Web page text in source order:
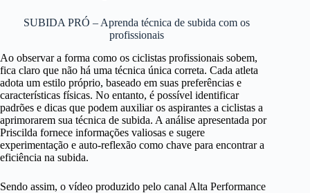
SUBIDA PRÓ – Aprenda técnica de subida com os
profissionais
Ao observar a forma como os ciclistas profissionais sobem,
fica claro que não há uma técnica única correta. Cada atleta
adota um estilo próprio, baseado em suas preferências e
características físicas. No entanto, é possível identificar
padrões e dicas que podem auxiliar os aspirantes a ciclistas a
aprimorarem sua técnica de subida. A análise apresentada por
Priscilda fornece informações valiosas e sugere
experimentação e auto-reflexão como chave para encontrar a
eficiência na subida.
Sendo assim, o vídeo produzido pelo canal Alta Performance